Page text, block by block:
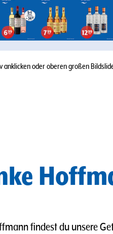
oder oberen großen
findest du unsere